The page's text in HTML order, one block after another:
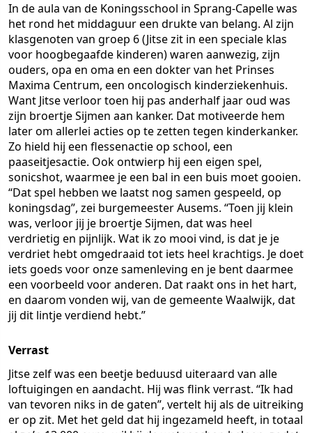
In de aula van de Koningsschool in Sprang-Capelle was
het rond het middaguur een drukte van belang. Al zijn
klasgenoten van groep 6 (Jitse zit in een speciale klas
voor hoogbegaafde kinderen) waren aanwezig, zijn
ouders, opa en oma en een dokter van het Prinses
Maxima Centrum, een oncologisch kinderziekenhuis.
Want Jitse verloor toen hij pas anderhalf jaar oud was
zijn broertje Sijmen aan kanker. Dat motiveerde hem
later om allerlei acties op te zetten tegen kinderkanker.
Zo hield hij een flessenactie op school, een
paaseitjesactie. Ook ontwierp hij een eigen spel,
sonicshot, waarmee je een bal in een buis moet gooien.
“Dat spel hebben we laatst nog samen gespeeld, op
koningsdag”, zei burgemeester Ausems. “Toen jij klein
was, verloor jij je broertje Sijmen, dat was heel
verdrietig en pijnlijk. Wat ik zo mooi vind, is dat je je
verdriet hebt omgedraaid tot iets heel krachtigs. Je doet
iets goeds voor onze samenleving en je bent daarmee
een voorbeeld voor anderen. Dat raakt ons in het hart,
en daarom vonden wij, van de gemeente Waalwijk, dat
jij dit lintje verdiend hebt.”
Verrast
Jitse zelf was een beetje beduusd uiteraard van alle
loftuigingen en aandacht. Hij was flink verrast. “Ik had
van tevoren niks in de gaten”, vertelt hij als de uitreiking
er op zit. Met het geld dat hij ingezameld heeft, in totaal